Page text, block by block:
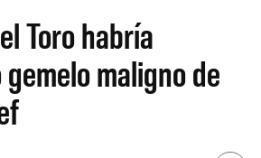
Toro habría
maligno de